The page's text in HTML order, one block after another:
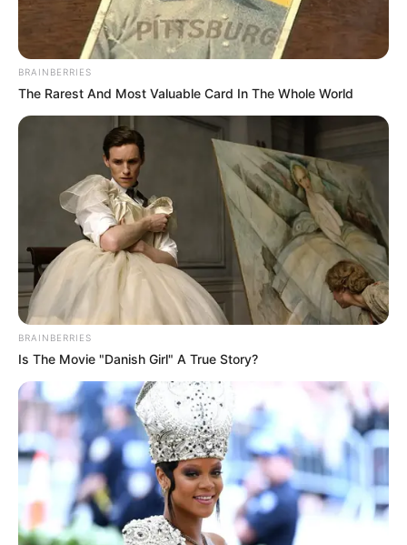
BRAINBERRIES
The Rarest And Most Valuable Card In The Whole World
BRAINBERRIES
Is The Movie "Danish Girl" A True Story?